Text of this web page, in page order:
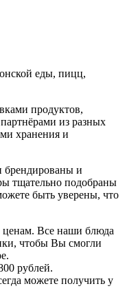
еды, пицц,
продуктов,
из разных
хранения и
брендированы и
тщательно подобраны
быть уверены, что
Все наши блюда
чтобы Вы смогли
рублей.
можете получить у